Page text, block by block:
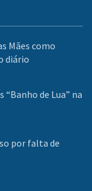
Mães como
diário
de Lua” na
por falta de